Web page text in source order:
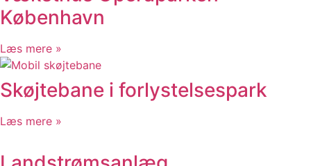
København
Læs mere »
Skøjtebane i forlystelsespark
Læs mere »